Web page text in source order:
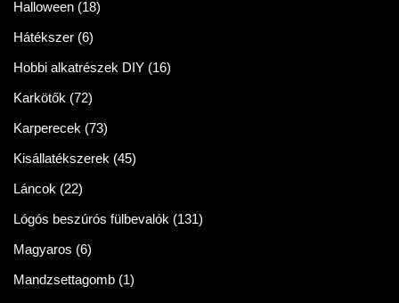
Halloween (18)
Hátékszer (6)
Hobbi alkatrészek DIY (16)
Karkötők (72)
Karperecek (73)
Kisállatékszerek (45)
Láncok (22)
Lógós beszúrós fülbevalók (131)
Magyaros (6)
Mandzsettagomb (1)